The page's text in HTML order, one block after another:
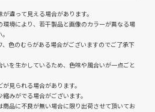
違って見える場合があります。
環境により、若干製品と画像のカラーが異なる場
色のむらがある場合がございますのでご了承下
を生かしているため、色味や風合いが一点ごと
見られる場合があります。
みがでる場合がございます。
品に不良が無い場合に限り出荷させて頂いてお